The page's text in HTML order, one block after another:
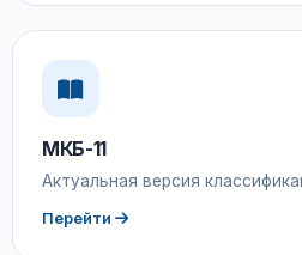
МКБ-11
Актуальная версия
Перейти